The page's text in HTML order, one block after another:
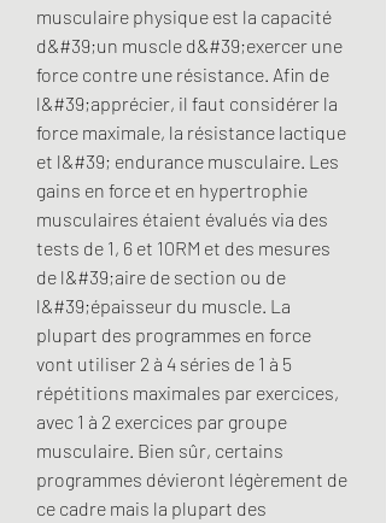
musculaire physique est la capacité
d&#39;un muscle d&#39;exercer une
force contre une résistance. Afin de
l&#39;apprécier, il faut considérer la
force maximale, la résistance lactique
et l&#39; endurance musculaire. Les
gains en force et en hypertrophie
musculaires étaient évalués via des
tests de 1, 6 et 10RM et des mesures
de l&#39;aire de section ou de
l&#39;épaisseur du muscle. La
plupart des programmes en force
vont utiliser 2 à 4 séries de 1 à 5
répétitions maximales par exercices,
avec 1 à 2 exercices par groupe
musculaire. Bien sûr, certains
programmes dévieront légèrement de
ce cadre mais la plupart des